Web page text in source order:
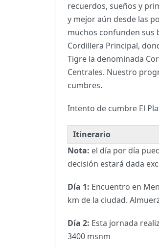
recuerdos, sueños y
y mejor aún desde las
muchos confunden sus
Cordillera Principal,
Tigre la denominada
Centrales. Nuestro
cumbres.
Intento de cumbre El
Itinerario
Nota: el día por día
decisión estará dada
Día 1: Encuentro en
km de la ciudad.
Día 2: Esta jornada
3400 msnm